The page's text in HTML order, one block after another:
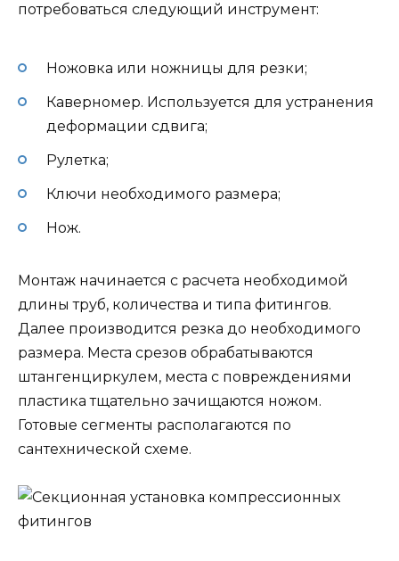
потребоваться следующий инструмент:
Ножовка или ножницы для резки;
Каверномер. Используется для устранения
деформации сдвига;
Рулетка;
Ключи необходимого размера;
Нож.
Монтаж начинается с расчета необходимой
длины труб, количества и типа фитингов.
Далее производится резка до необходимого
размера. Места срезов обрабатываются
штангенциркулем, места с повреждениями
пластика тщательно зачищаются ножом.
Готовые сегменты располагаются по
сантехнической схеме.